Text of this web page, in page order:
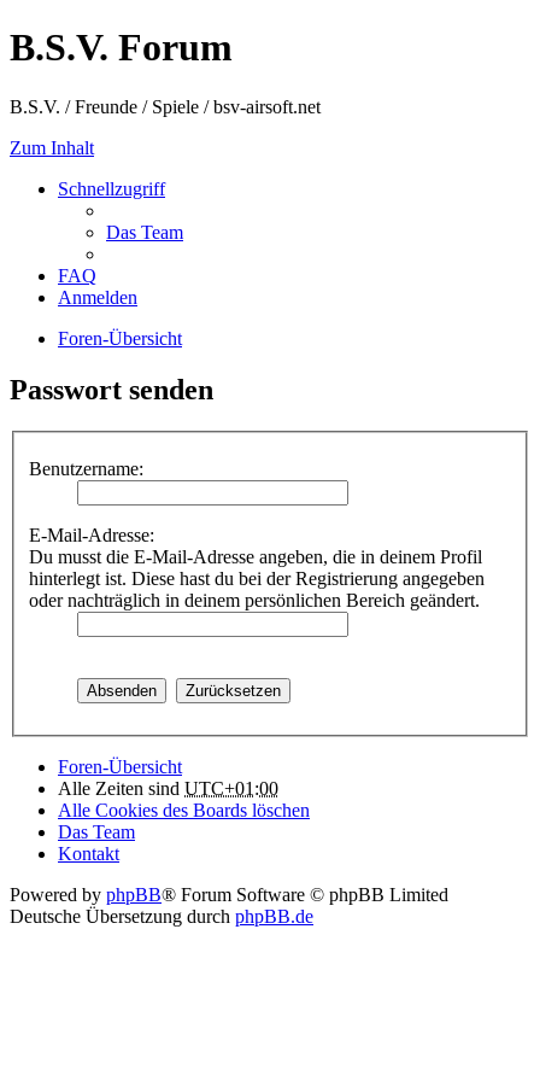
B.S.V. Forum
B.S.V. / Freunde / Spiele / bsv-airsoft.net
Zum Inhalt
Schnellzugriff
Das Team
FAQ
Anmelden
Foren-Übersicht
Passwort senden
Benutzername:
E-Mail-Adresse:
Du musst die E-Mail-Adresse angeben, die in deinem Profil
hinterlegt ist. Diese hast du bei der Registrierung angegeben
oder nachträglich in deinem persönlichen Bereich geändert.
Foren-Übersicht
Alle Zeiten sind UTC+01:00
Alle Cookies des Boards löschen
Das Team
Kontakt
Powered by phpBB® Forum Software © phpBB Limited
Deutsche Übersetzung durch phpBB.de